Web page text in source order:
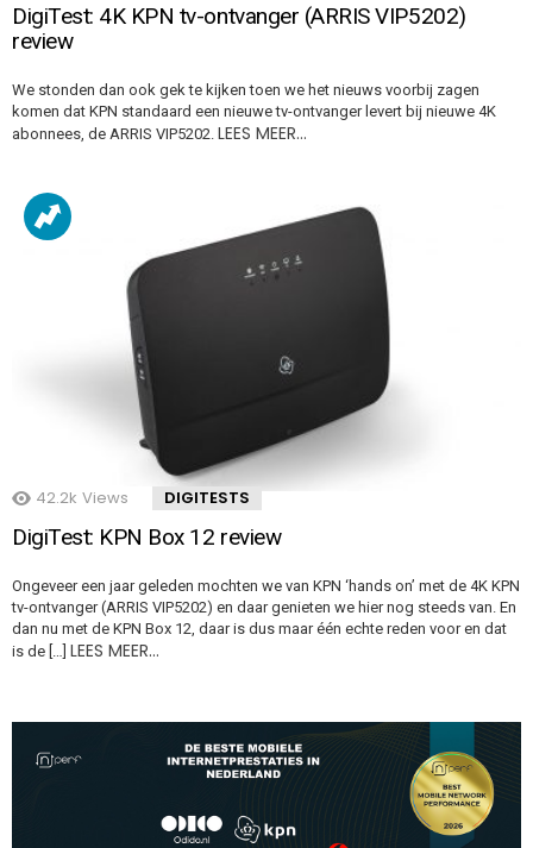
DigiTest: 4K KPN tv-ontvanger (ARRIS VIP5202)
review
We stonden dan ook gek te kijken toen we het nieuws voorbij zagen
komen dat KPN standaard een nieuwe tv-ontvanger levert bij nieuwe 4K
abonnees, de ARRIS VIP5202. LEES MEER…
42.2k Views DIGITESTS
DigiTest: KPN Box 12 review
Ongeveer een jaar geleden mochten we van KPN ‘hands on’ met de 4K KPN
tv-ontvanger (ARRIS VIP5202) en daar genieten we hier nog steeds van. En
dan nu met de KPN Box 12, daar is dus maar één echte reden voor en dat
is de […] LEES MEER…